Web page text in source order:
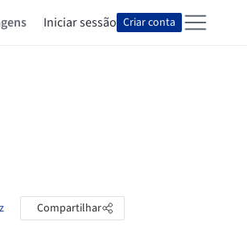
Iniciar sessão Criar conta
Compartilhar